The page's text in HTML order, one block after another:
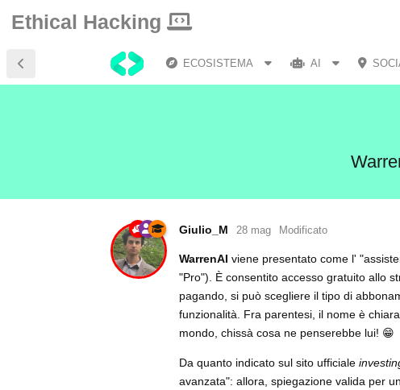
Ethical Hacking
ECOSISTEMA AI
Giulio_M 28 mag Modificato
WarrenAI viene presentato come l'
"Pro"). È consentito accesso gratuito allo
pagando, si può scegliere il tipo di
funzionalità. Fra parentesi, il nome è
mondo, chissà cosa ne penserebbe lui! 😁
Da quanto indicato sul sito ufficiale
avanzata": allora, spiegazione valida per